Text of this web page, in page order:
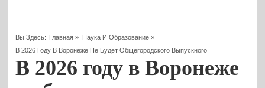
Вы Здесь: Главная » Наука И Образование»
В 2026 Году В Воронеже Не Будет Общегородского Выпускного
В 2026 году в Воронеже